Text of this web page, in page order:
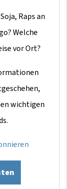
Raps an
Welche
vor Ort?
wichtigen